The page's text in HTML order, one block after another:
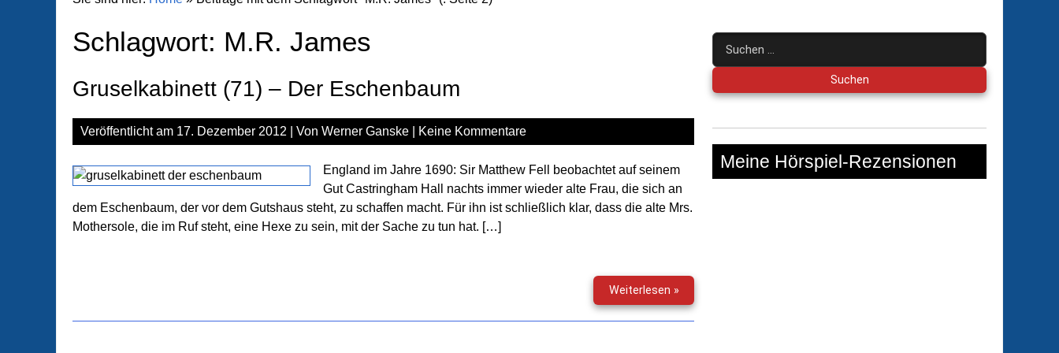
Schlagwort: M.R. James
Gruselkabinett (71) – Der Eschenbaum
Veröffentlicht am 17. Dezember 2012 | Von Werner Ganske Keine Kommentare
England im Jahre 1690: Sir Matthew Fell beobachtet auf seinem
Gut Castringham Hall nachts immer wieder alte Frau, die sich an
dem Eschenbaum, der vor dem Gutshaus steht, zu schaffen macht. Für ihn ist schließlich klar, dass die alte Mrs.
Mothersole, die im Ruf steht, eine Hexe zu sein, mit der Sache zu tun hat. […]
Weiterlesen »Gruselkabinett
(71)
–
Suchen
nach:
Meine Hörspiel-Rezensionen